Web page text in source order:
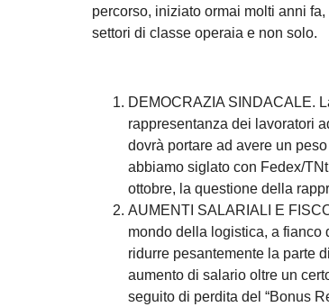
percorso, iniziato ormai molti anni
settori di classe operaia e non solo.
DEMOCRAZIA SINDACALE.
rappresentanza dei lavoratori
dovrà portare ad avere un
abbiamo siglato con Fedex/
ottobre, la questione della
AUMENTI SALARIALI E
mondo della logistica, a fianco
ridurre pesantemente la parte
aumento di salario oltre un
seguito di perdita del “Bonus